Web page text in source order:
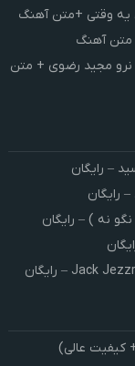
یه وقتی +متن آهنگ
متن آهنگ
نرو مجید رضوی + متن
– رایگان
رایگان
نه ) – رایگان
کیفیت عالی)